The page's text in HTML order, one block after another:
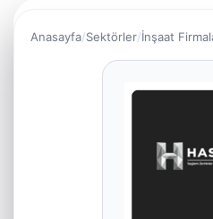
Anasayfa Sektörler İnşaat